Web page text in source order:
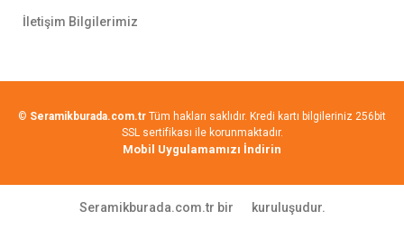
İletişim Bilgilerimiz
© Seramikburada.com.tr Tüm hakları saklıdır. Kredi kartı bilgileriniz 256bit
SSL sertifikası ile korunmaktadır.
Mobil Uygulamamızı İndirin
Seramikburada.com.tr bir kuruluşudur.